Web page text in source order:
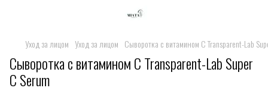
Уход за лицом Уход за лицом Сыворотка с витамином C Transparent-Lab
Сыворотка с витамином C Transparent-Lab Super
C Serum